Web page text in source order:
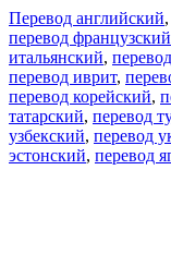
Перевод английский,
перевод французский
итальянский,
перевод иврит,
перевод корейский,
татарский, перевод
узбекский, перевод
эстонский, перевод